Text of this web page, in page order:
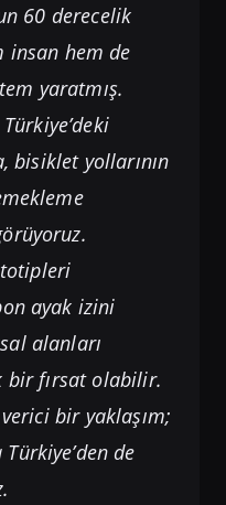
60 derecelik
insan hem de
yaratmış.
bisiklet yollarının
ayak izini
alanları
bir fırsat olabilir.
bir yaklaşım;
de